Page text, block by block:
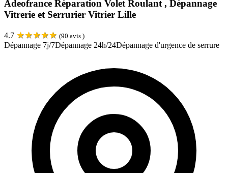
Adeofrance Réparation Volet Roulant , Dépannage
Vitrerie et Serrurier Vitrier Lille
4.7 ★★★★★ (90 avis )
Dépannage 7j/7Dépannage 24h/24Dépannage d'urgence de serrure